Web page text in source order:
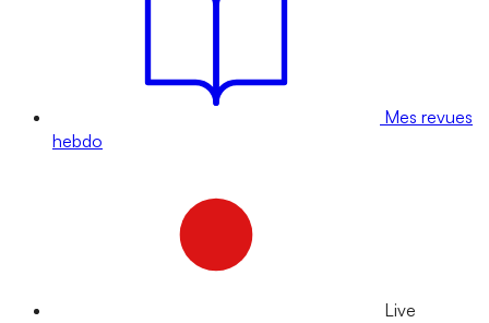
Mes revues
hebdo
Live